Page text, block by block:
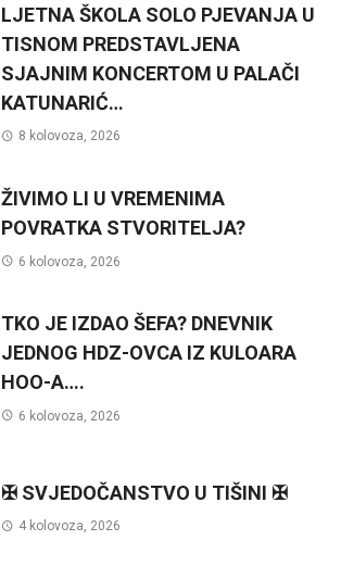
LJETNA ŠKOLA SOLO PJEVANJA U
TISNOM PREDSTAVLJENA
SJAJNIM KONCERTOM U PALAČI
KATUNARIĆ…
8 kolovoza, 2026
ŽIVIMO LI U VREMENIMA
POVRATKA STVORITELJA?
6 kolovoza, 2026
TKO JE IZDAO ŠEFA? DNEVNIK
JEDNOG HDZ-OVCA IZ KULOARA
HOO-A….
6 kolovoza, 2026
✠ SVJEDOČANSTVO U TIŠINI ✠
4 kolovoza, 2026